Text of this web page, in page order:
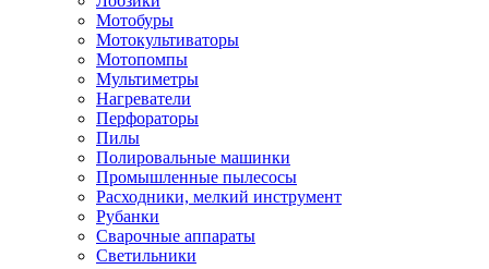
Мотобуры
Мотокультиваторы
Мотопомпы
Мультиметры
Нагреватели
Перфораторы
Пилы
Полировальные машинки
Промышленные пылесосы
Расходники, мелкий инструмент
Рубанки
Сварочные аппараты
Светильники